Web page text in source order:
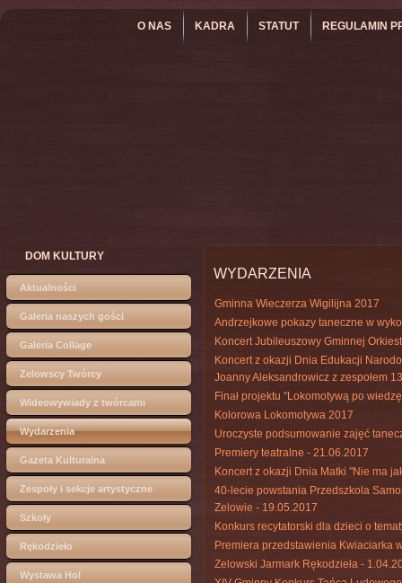
O NAS KADRA STATUT REGULAMIN
DOM KULTURY
Aktualności
Galeria naszych gości
Galeria Collage
Zelowscy Twórcy
Wideowywiady z twórcami
Wydarzenia
Gazeta Kulturalna
Zespoły i sekcje artystyczne
Szkoły
Rękodzieło
Wystawa Hol
WYDARZENIA
Gminna Wieczerza Wigilijna 2017
Andrzejkowe pokazy taneczne w
Koncert Jubileuszowy Gminnej
Koncert z okazji Dnia Edukacji
Joanny Aleksandrowicz z zespołem
Finał projektu "Lokomotywą po
Kolorowa Lokomotywa 2017
Uroczyste podsumowanie zajęć
Premiery teatralne - 21.06.2017
Koncert z okazji Dnia Matki "Nie ma
40-lecie powstania Przedszkola
Zelowie - 19.05.2017
Konkurs recytatorski dla dzieci o
Premiera przedstawienia Kwiaciarka
Zelowski Jarmark Rękodzieła -